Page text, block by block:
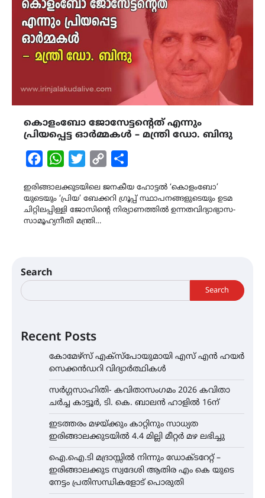
കൊളംബോ ജോസേട്ടൻ്റെത് എന്നും
പ്രിയപ്പെട്ട ഓർമ്മകൾ – മന്ത്രി ഡോ. ബിന്ദു
FacebookWhatsAppTwitterCopy
ഇരിങ്ങാലക്കുടയിലെ ജനകീയ ഹോട്ടൽ ‘കൊളംബോ’
യുടെയും ‘പ്രിയ’ ബേക്കറി ഗ്രൂപ്പ്‌ സ്ഥാപനങ്ങളുടെയും ഉടമ
ചിറ്റിലപ്പിള്ളി ജോസിൻ്റെ നിര്യാണത്തിൽ ഉന്നതവിദ്യാഭ്യാസ-
സാമൂഹ്യനീതി മന്ത്രി…
Search
Search
Recent Posts
കോമേഴ്സ് എക്സ്പോയുമായി എസ് എൻ ഹയർ
സെക്കൻഡറി വിദ്യാർത്ഥികൾ
സർഗ്ഗസാഹിതി- കവിതാസംഗമം 2026 കവിതാ
ചർച്ച കാട്ടൂർ, ടി. കെ. ബാലൻ ഹാളിൽ 16ന്
ഇടത്തരം മഴയ്ക്കും കാറ്റിനും സാധ്യത
ഇരിങ്ങാലക്കുടയിൽ 4.4 മില്ലി മീറ്റർ മഴ ലഭിച്ചു
ഐ.ഐ.ടി മദ്രാസ്സിൽ നിന്നും ഡോക്ടറേറ്റ് –
ഇരിങ്ങാലക്കുട സ്വദേശി ആതിര എം കെ യുടെ
നേട്ടം പ്രതിസന്ധികളോട് പൊരുതി